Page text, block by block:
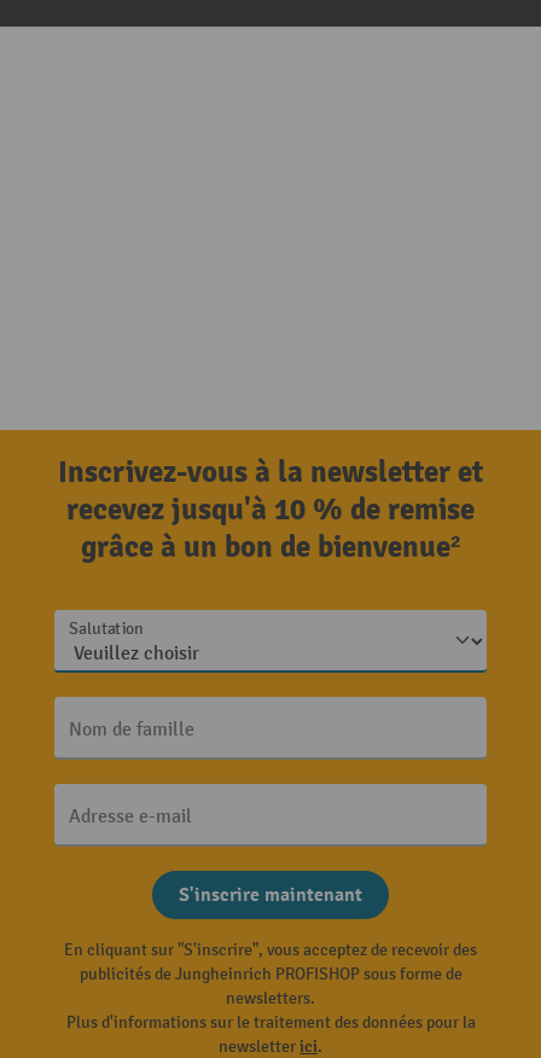
Inscrivez-vous à la newsletter et
recevez jusqu'à 10 % de remise
grâce à un bon de bienvenue²
Salutation
Nom de famille
Adresse e-mail
S'inscrire maintenant
En cliquant sur "S'inscrire", vous acceptez de recevoir des
publicités de Jungheinrich PROFISHOP sous forme de
newsletters.
Plus d'informations sur le traitement des données pour la
newsletterici.